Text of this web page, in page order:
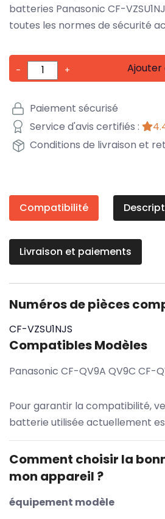
batteries Panasonic CF-
toutes les normes de sécurité
- + Ajouter
Paiement sécurisé
Service d'avis certifiés :
Conditions de livraison et
Compatibilité
Livraison et paiements
Numéros de pièces
CF-VZSU1NJS
Compatibles Modèles
Panasonic CF-QV9A QV9C CF-
Pour garantir la compatibilité,
batterie utilisée actuellement
Comment choisir la
mon appareil ?
équipement modèle